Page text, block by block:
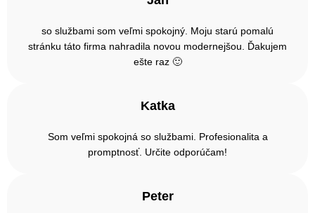
so službami som veľmi spokojný. Moju starú pomalú
stránku táto firma nahradila novou modernejšou. Ďakujem
ešte raz 🙂
Katka
Som veľmi spokojná so službami. Profesionalita a
promptnosť. Určite odporúčam!
Peter